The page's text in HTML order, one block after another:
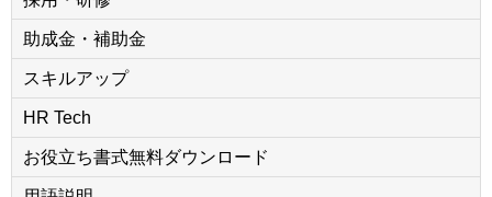
助成金・補助金
スキルアップ
HR Tech
お役立ち書式無料ダウンロード